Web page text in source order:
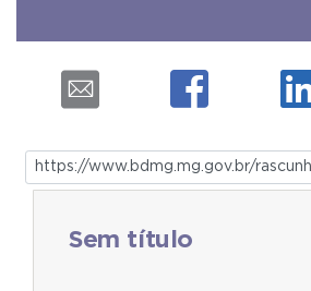
Sem título